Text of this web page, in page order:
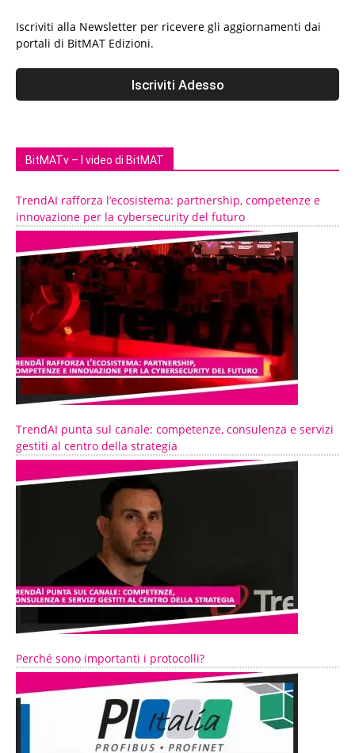
Iscriviti alla Newsletter per ricevere gli aggiornamenti dai
portali di BitMAT Edizioni.
BitMATv – I video di BitMAT
TrendAI rafforza l’ecosistema: partnership, competenze e
innovazione per la cybersecurity del futuro
TrendAI punta sul canale: competenze, consulenza e servizi
gestiti al centro della strategia
Perché sono importanti i protocolli?